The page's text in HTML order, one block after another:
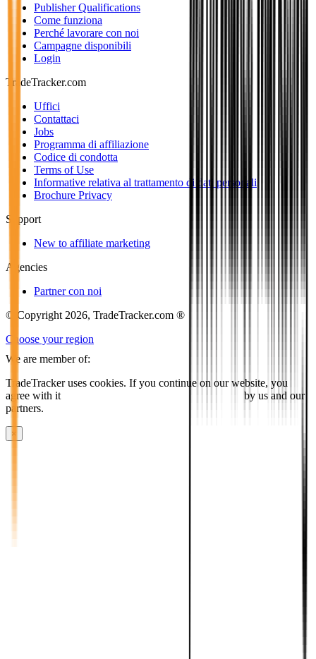
Publisher Qualifications
Come funziona
Perché lavorare con noi
Campagne disponibili
Login
TradeTracker.com
Uffici
Contattaci
Jobs
Programma di affiliazione
Codice di condotta
Terms of Use
Informative relativa al trattamento di dati personali
Brochure Privacy
Support
New to affiliate marketing
Agencies
Partner con noi
© Copyright 2026, TradeTracker.com ®
Choose your region
We are member of:
TradeTracker uses cookies. If you continue on our website, you
agree with it
by us and our
partners.
×